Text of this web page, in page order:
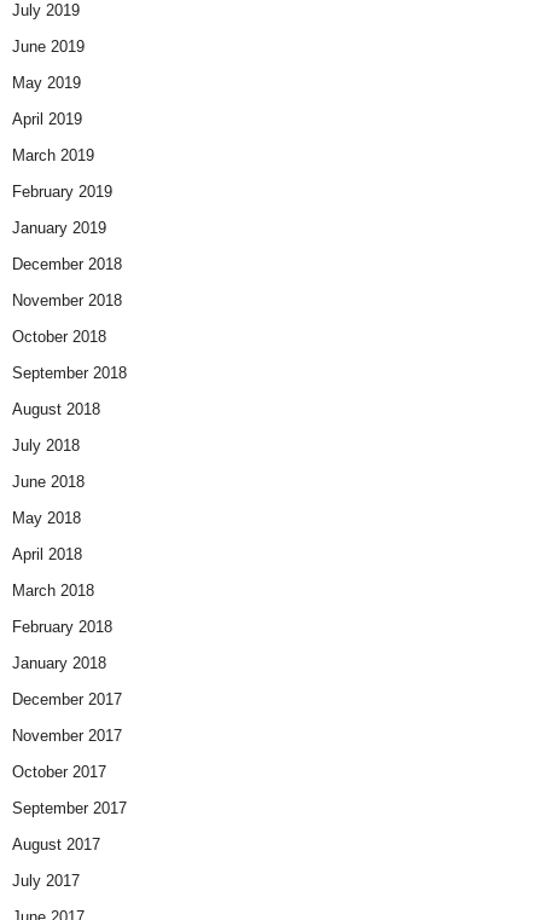
July 2019
June 2019
May 2019
April 2019
March 2019
February 2019
January 2019
December 2018
November 2018
October 2018
September 2018
August 2018
July 2018
June 2018
May 2018
April 2018
March 2018
February 2018
January 2018
December 2017
November 2017
October 2017
September 2017
August 2017
July 2017